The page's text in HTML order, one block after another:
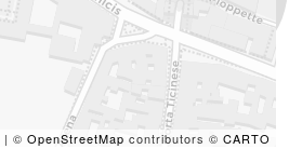
| © OpenStreetMap contributors © CARTO